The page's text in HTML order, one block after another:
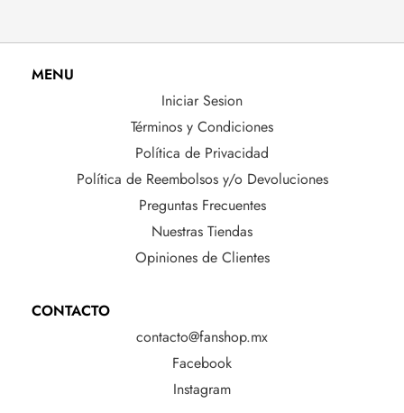
MENU
Iniciar Sesion
Términos y Condiciones
Política de Privacidad
Política de Reembolsos y/o Devoluciones
Preguntas Frecuentes
Nuestras Tiendas
Opiniones de Clientes
CONTACTO
contacto@fanshop.mx
Facebook
Instagram